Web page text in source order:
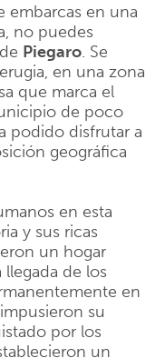
embarcas en una
no puedes
Piegaro. Se
en una zona
que marca el
de poco
podido disfrutar a
geográfica
en esta
y sus ricas
un hogar
llegada de los
en
su
por los
un